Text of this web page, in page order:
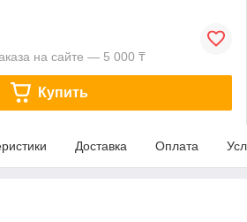
на сайте — 5 000 ₸
Купить
Доставка Оплата